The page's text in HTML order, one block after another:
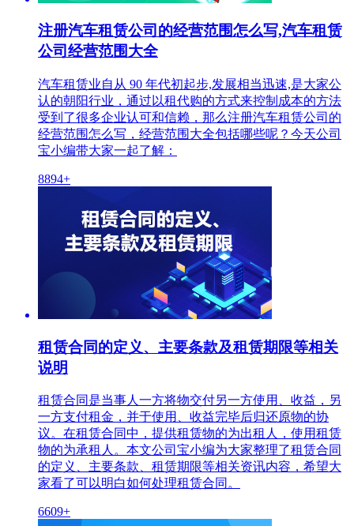
注册汽车租赁公司的经营范围怎么写,汽车租赁
公司经营范围大全
汽车租赁业自从 90 年代初起步,发展相当迅速,是大家公
认的朝阳行业，通过以租代购的方式来控制成本的方法
受到了很多企业认可和信赖，那么注册汽车租赁公司的
经营范围怎么写，经营范围大全包括哪些呢？今天公司
宝小编带大家一起了解：
8894+
租赁合同的定义、主要条款及租赁期限等相关
说明
租赁合同是当事人一方将物交付另一方使用、收益，另
一方支付租金，并于使用、收益完毕后归还原物的协
议。在租赁合同中，提供租赁物的为出租人，使用租赁
物的为承租人。本文公司宝小编为大家整理了租赁合同
的定义、主要条款、租赁期限等相关资讯内容，希望大
家看了可以明白如何处理租赁合同。
6609+